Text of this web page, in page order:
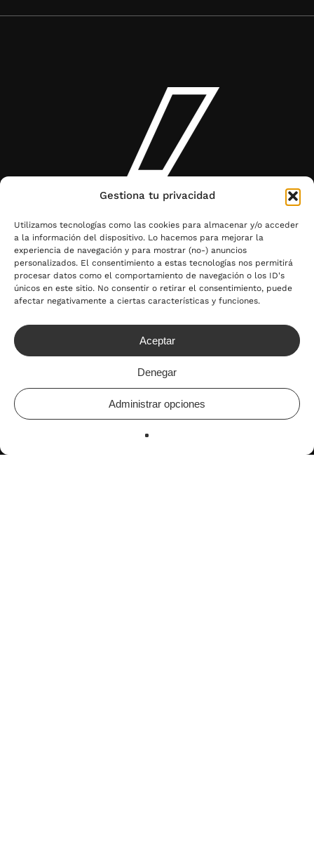
Gestiona tu privacidad
Utilizamos tecnologías como las cookies para almacenar y/o acceder
a la información del dispositivo. Lo hacemos para mejorar la
experiencia de navegación y para mostrar (no-) anuncios
personalizados. El consentimiento a estas tecnologías nos permitirá
procesar datos como el comportamiento de navegación o los ID's
únicos en este sitio. No consentir o retirar el consentimiento, puede
afectar negativamente a ciertas características y funciones.
Aceptar
Denegar
Administrar opciones